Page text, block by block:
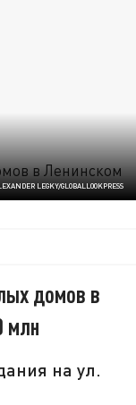
LEGKY/GLOBALLOOKPRESS
домов в
млн
на ул.